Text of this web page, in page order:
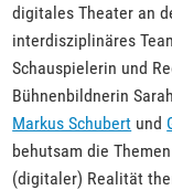
digitales Theater an
interdisziplinäres
Schauspielerin und
Bühnenbildnerin
Markus Schubert und
behutsam die
(digitaler) Realität